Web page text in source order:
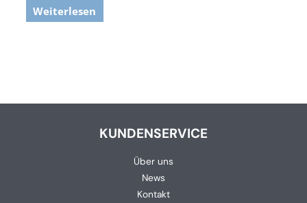
Weiterlesen
KUNDENSERVICE
Über uns
News
Kontakt